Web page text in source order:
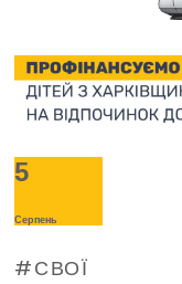
5
Серпень
СВОЇ